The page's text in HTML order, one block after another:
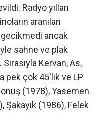
Radyo yılları
aranılan
ancak
sahne ve plak
Kervan, As,
pek çok 45'lik ve LP
(1978), Yasemen
(1986), Felek